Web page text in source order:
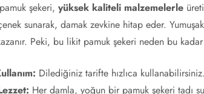
şekeri,yüksek kaliteli malzemelerle
sunarak, damak zevkine hitap eder.
Peki, bu likit pamuk şekeri neden bu
Dilediğiniz tarifte hızlıca kullanabilirsiniz.
Her damla, yoğun bir pamuk şekeri tadı